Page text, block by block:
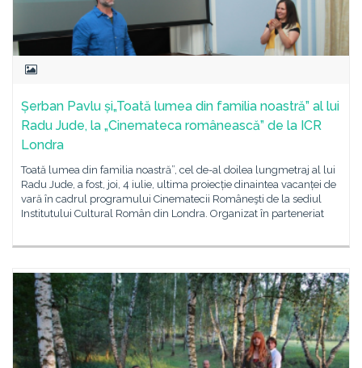
Șerban Pavlu și„Toată lumea din familia noastră” al lui
Radu Jude, la „Cinemateca românească” de la ICR
Londra
Toată lumea din familia noastră”, cel de-al doilea lungmetraj al lui
Radu Jude, a fost, joi, 4 iulie, ultima proiecție dinaintea vacanței de
vară în cadrul programului Cinematecii Româneşti de la sediul
Institutului Cultural Român din Londra. Organizat în parteneriat